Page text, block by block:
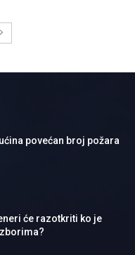
povećan broj požara
će razotkriti ko je